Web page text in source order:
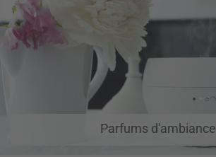
Parfums d'ambiance